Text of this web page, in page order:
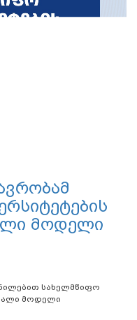
მოდელი
სახელმწიფო
მოდელი